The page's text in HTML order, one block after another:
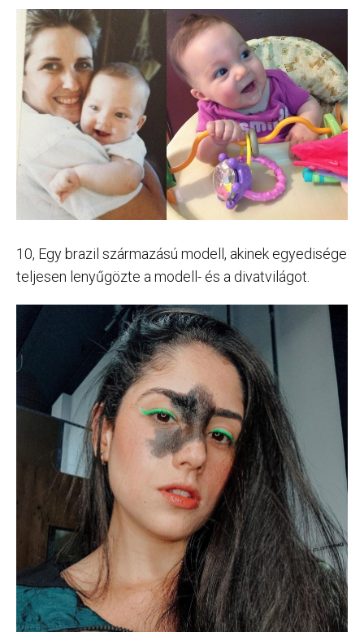
10, Egy brazil származású modell, akinek egyedisége
teljesen lenyűgözte a modell- és a divatvilágot.